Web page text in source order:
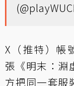
X（推特）帳
張《明末：淵
方把同一套服